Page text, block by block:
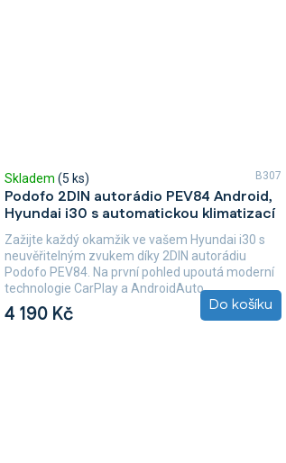
Podofo 2DIN autorádio PEV84 Android,
Hyundai i30 s automatickou klimatizací
Skladem (5 ks)
4 190 Kč Do košíku
Zažijte každý okamžik ve vašem Hyundai i30 s
neuvěřitelným zvukem díky 2DIN autorádiu
Podofo PEV84. Na první pohled upoutá moderní
technologie CarPlay a AndroidAuto,...
B307